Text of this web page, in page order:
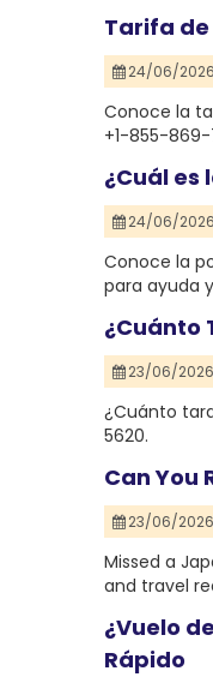
Tarifa de
24/06/2026
Conoce la
+1-855-
¿Cuál es
24/06/2026
Conoce la
para ayuda
¿Cuánto
23/06/2026
¿Cuánto
5620.
Can You
23/06/2026
Missed a
and travel
¿Vuelo
Rápido